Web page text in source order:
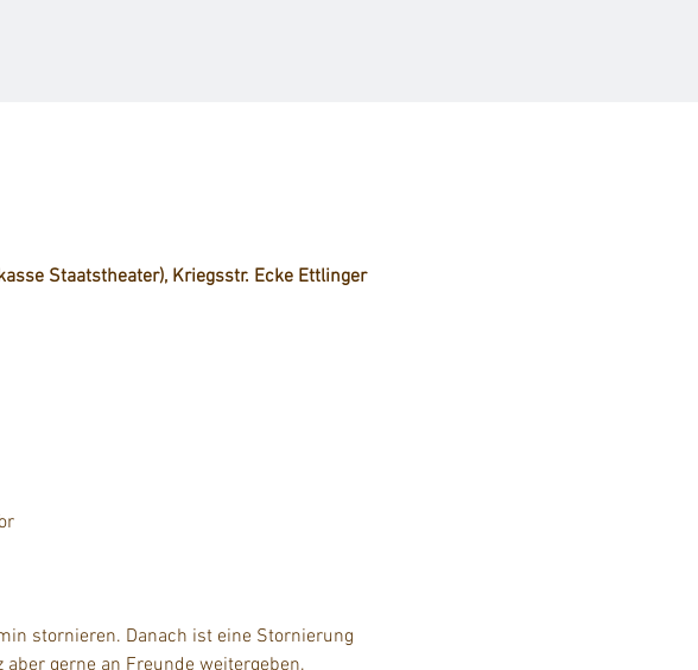
Staatstheater), Kriegsstr. Ecke Ettlinger
stornieren. Danach ist eine Stornierung
gerne an Freunde weitergeben.